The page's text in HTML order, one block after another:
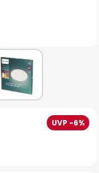
UVP -6%